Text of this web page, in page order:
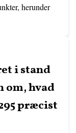
herunder
i stand
hvad
præcist